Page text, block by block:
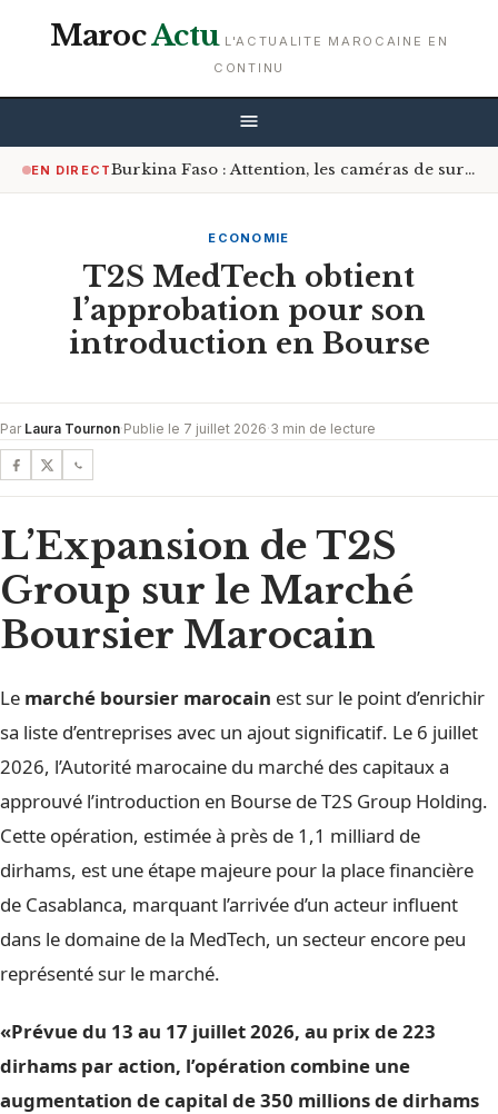
MarocActu L'ACTUALITE MAROCAINE EN
CONTINU
EN DIRECT Burkina Faso : Attention, les caméras de surveillance sont désormais à l’affût sur les routes
ECONOMIE
T2S MedTech obtient
l’approbation pour son
introduction en Bourse
Par Laura Tournon·Publie le 7 juillet 2026·3 min de lecture
L’Expansion de T2S
Group sur le Marché
Boursier Marocain
Le marché boursier marocain est sur le point d’enrichir
sa liste d’entreprises avec un ajout significatif. Le 6 juillet
2026, l’Autorité marocaine du marché des capitaux a
approuvé l’introduction en Bourse de T2S Group Holding.
Cette opération, estimée à près de 1,1 milliard de
dirhams, est une étape majeure pour la place financière
de Casablanca, marquant l’arrivée d’un acteur influent
dans le domaine de la MedTech, un secteur encore peu
représenté sur le marché.
«Prévue du 13 au 17 juillet 2026, au prix de 223
dirhams par action, l’opération combine une
augmentation de capital de 350 millions de dirhams